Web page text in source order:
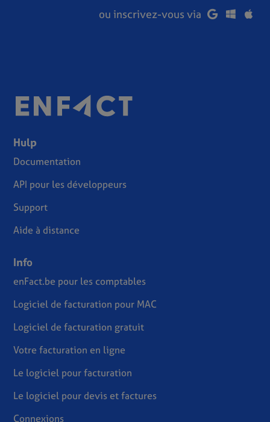
ou inscrivez-vous via
Hulp
Documentation
API pour les développeurs
Support
Aide à distance
Info
enFact.be pour les comptables
Logiciel de facturation pour MAC
Logiciel de facturation gratuit
Votre facturation en ligne
Le logiciel pour facturation
Le logiciel pour devis et factures
Connexions